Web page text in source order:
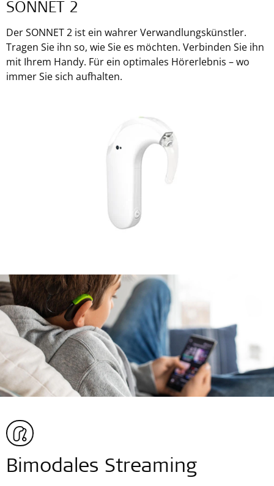
SONNET 2
Der SONNET 2 ist ein wahrer Verwandlungskünstler.
Tragen Sie ihn so, wie Sie es möchten. Verbinden Sie ihn
mit Ihrem Handy. Für ein optimales Hörerlebnis – wo
immer Sie sich aufhalten.
Bimodales Streaming